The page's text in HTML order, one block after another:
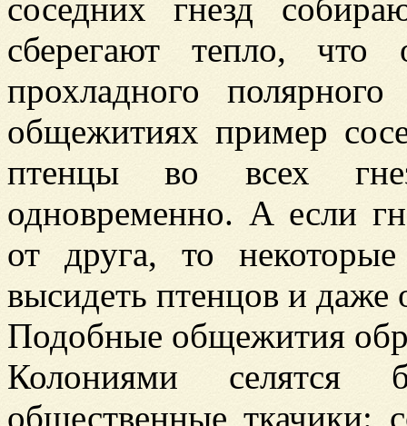
соседних гнезд
сберегают тепло, что
прохладного
общежитиях пример
птенцы во всех
одновременно. А если
от друга, то
высидеть птенцов и даже
Подобные общежития
Колониями селятся
общественные ткачики: